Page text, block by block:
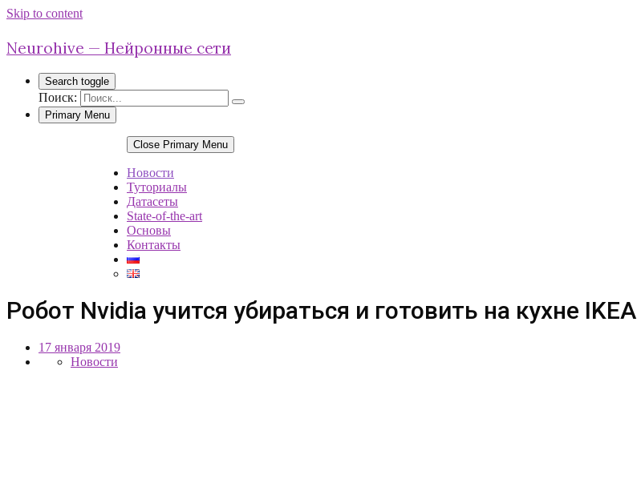
Skip to content
Neurohive — Нейронные сети
Search toggle
Поиск:
Primary Menu
Close Primary Menu
Новости
Туториалы
Датасеты
State-of-the-art
Основы
Контакты
Робот Nvidia учится убираться и готовить на кухне IKEA
17 января 2019
Новости